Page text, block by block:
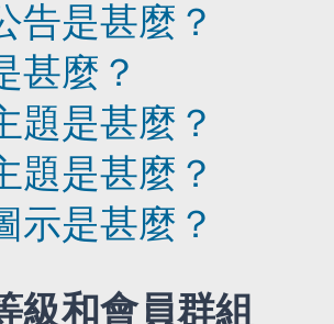
告是甚麼？
甚麼？
題是甚麼？
題是甚麼？
示是甚麼？
級和會員群組